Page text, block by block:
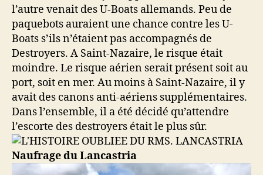
l’autre venait des U-Boats allemands. Peu de
paquebots auraient une chance contre les U-
Boats s’ils n’étaient pas accompagnés de
Destroyers. A Saint-Nazaire, le risque était
moindre. Le risque aérien serait présent soit au
port, soit en mer. Au moins à Saint-Nazaire, il y
avait des canons anti-aériens supplémentaires.
Dans l’ensemble, il a été décidé qu’attendre
l’escorte des destroyers était le plus sûr.
Naufrage du Lancastria